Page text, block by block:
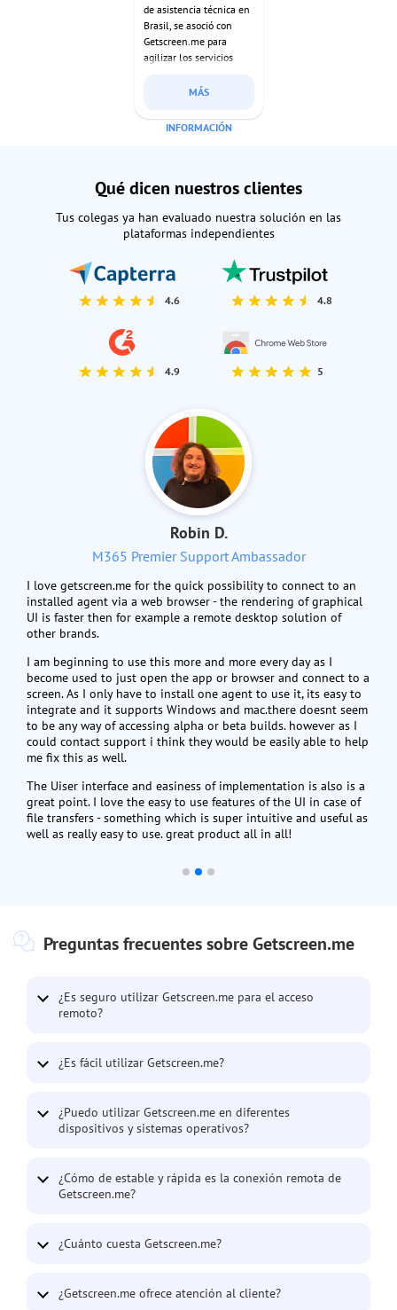
de asistencia técnica en
Brasil, se asoció con
Getscreen.me para
agilizar los servicios
Con nuestra solución
proporcionado un
MÁS
INFORMACIÓN
Qué dicen nuestros clientes
Tus colegas ya han evaluado nuestra solución en las
plataformas independientes
4.6 4.8
4.9 5
Robin D.
M365 Premier Support Ambassador
I love getscreen.me for the quick possibility to connect to an
installed agent via a web browser - the rendering of graphical
UI is faster then for example a remote desktop solution of
other brands.
I am beginning to use this more and more every day as I
become used to just open the app or browser and connect to a
screen. As I only have to install one agent to use it, its easy to
integrate and it supports Windows and mac.there doesnt seem
to be any way of accessing alpha or beta builds. however as I
could contact support i think they would be easily able to help
me fix this as well.
The Uiser interface and easiness of implementation is also is a
great point. I love the easy to use features of the UI in case of
file transfers - something which is super intuitive and useful as
well as really easy to use. great product all in all!
Preguntas frecuentes sobre Getscreen.me
¿Es seguro utilizar Getscreen.me para el acceso
remoto?
¿Es fácil utilizar Getscreen.me?
¿Puedo utilizar Getscreen.me en diferentes
dispositivos y sistemas operativos?
¿Cómo de estable y rápida es la conexión remota de
Getscreen.me?
¿Cuánto cuesta Getscreen.me?
¿Getscreen.me ofrece atención al cliente?